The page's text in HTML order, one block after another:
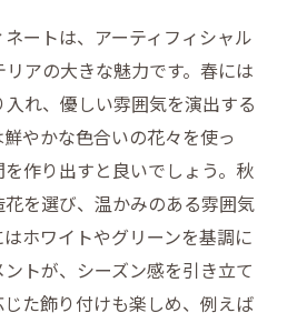
ートは、アーティフィシャル
アの大きな魅力です。春には
れ、優しい雰囲気を演出する
やかな色合いの花々を使っ
作り出すと良いでしょう。秋
を選び、温かみのある雰囲気
ホワイトやグリーンを基調に
トが、シーズン感を引き立て
た飾り付けも楽しめ、例えば